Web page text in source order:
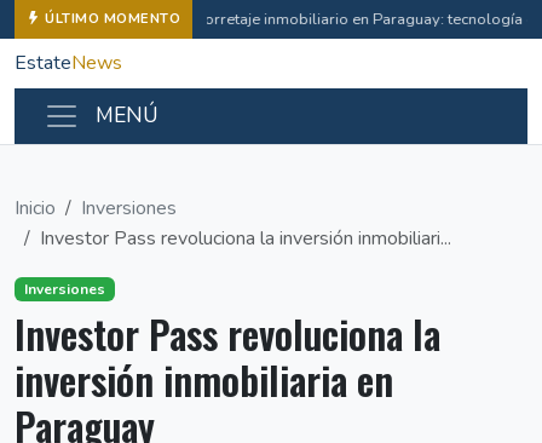
ÚLTIMO MOMENTO Corretaje inmobiliario en Paraguay: tecnología
EstateNews
MENÚ
Inicio
Inversiones
Investor Pass revoluciona la inversión inmobiliari...
Inversiones
Investor Pass revoluciona la
inversión inmobiliaria en
Paraguay